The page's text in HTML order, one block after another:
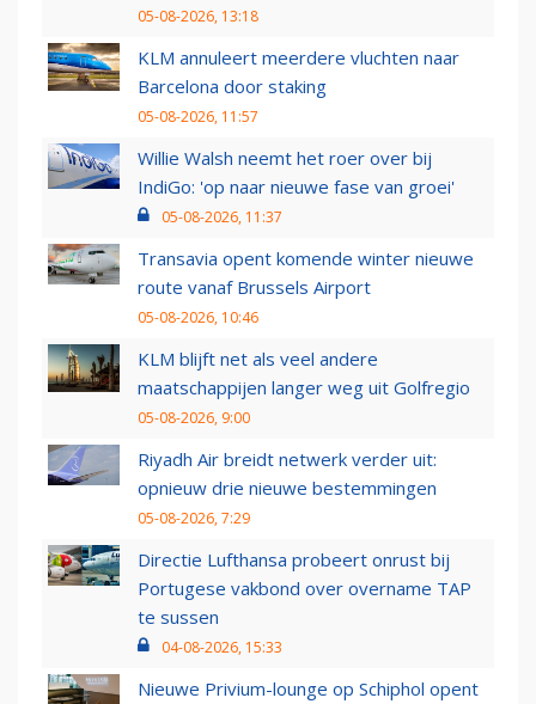
05-08-2026, 13:18
KLM annuleert meerdere vluchten naar
Barcelona door staking
05-08-2026, 11:57
Willie Walsh neemt het roer over bij
IndiGo: 'op naar nieuwe fase van groei'
05-08-2026, 11:37
Transavia opent komende winter nieuwe
route vanaf Brussels Airport
05-08-2026, 10:46
KLM blijft net als veel andere
maatschappijen langer weg uit Golfregio
05-08-2026, 9:00
Riyadh Air breidt netwerk verder uit:
opnieuw drie nieuwe bestemmingen
05-08-2026, 7:29
Directie Lufthansa probeert onrust bij
Portugese vakbond over overname TAP
te sussen
04-08-2026, 15:33
Nieuwe Privium-lounge op Schiphol opent